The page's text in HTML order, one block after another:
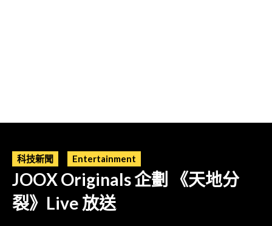
科技新聞 Entertainment
JOOX Originals 企劃 《天地分
裂》Live 放送